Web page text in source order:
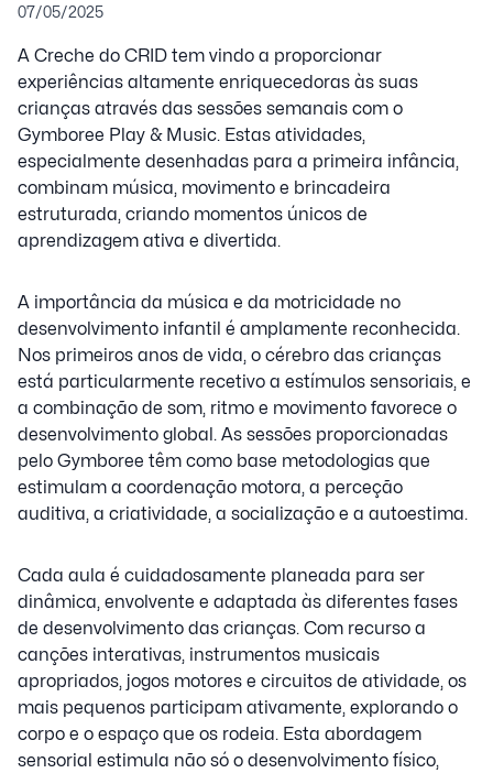
07/05/2025
A Creche do CRID tem vindo a proporcionar
experiências altamente enriquecedoras às suas
crianças através das sessões semanais com o
Gymboree Play & Music. Estas atividades,
especialmente desenhadas para a primeira infância,
combinam música, movimento e brincadeira
estruturada, criando momentos únicos de
aprendizagem ativa e divertida.
A importância da música e da motricidade no
desenvolvimento infantil é amplamente reconhecida.
Nos primeiros anos de vida, o cérebro das crianças
está particularmente recetivo a estímulos sensoriais, e
a combinação de som, ritmo e movimento favorece o
desenvolvimento global. As sessões proporcionadas
pelo Gymboree têm como base metodologias que
estimulam a coordenação motora, a perceção
auditiva, a criatividade, a socialização e a autoestima.
Cada aula é cuidadosamente planeada para ser
dinâmica, envolvente e adaptada às diferentes fases
de desenvolvimento das crianças. Com recurso a
canções interativas, instrumentos musicais
apropriados, jogos motores e circuitos de atividade, os
mais pequenos participam ativamente, explorando o
corpo e o espaço que os rodeia. Esta abordagem
sensorial estimula não só o desenvolvimento físico,